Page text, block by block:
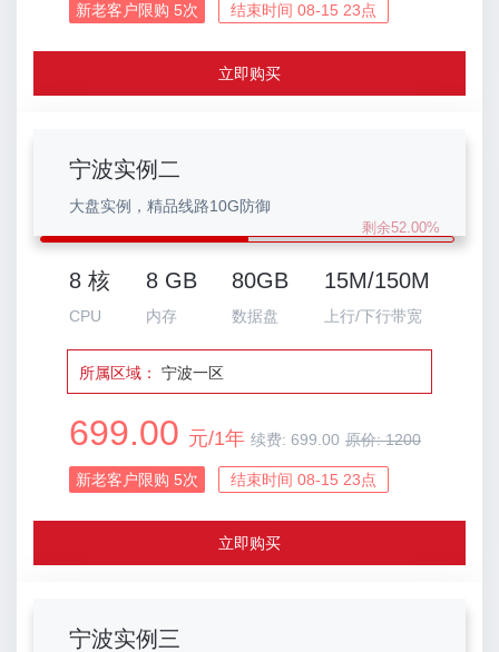
新老客户限购 5次 结束时间 08-15 23点
立即购买
宁波实例二
大盘实例，精品线路10G防御
剩余52.00%
8 核
CPU
8 GB
内存
80GB
数据盘
15M/150M
上行/下行带宽
所属区域： 宁波一区
699.00 元/1年 续费: 699.00 原价:1200
新老客户限购 5次 结束时间 08-15 23点
立即购买
宁波实例三